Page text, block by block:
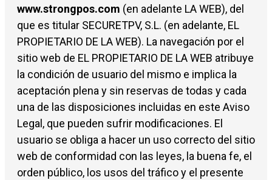
www.strongpos.com (en adelante LA WEB), del
que es titular SECURETPV, S.L. (en adelante, EL
PROPIETARIO DE LA WEB). La navegación por el
sitio web de EL PROPIETARIO DE LA WEB atribuye
la condición de usuario del mismo e implica la
aceptación plena y sin reservas de todas y cada
una de las disposiciones incluidas en este Aviso
Legal, que pueden sufrir modificaciones. El
usuario se obliga a hacer un uso correcto del sitio
web de conformidad con las leyes, la buena fe, el
orden público, los usos del tráfico y el presente